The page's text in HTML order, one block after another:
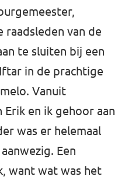
van de
te sluiten bij een
in de prachtige
Vanuit
Erik en ik gehoor aan
was er helemaal
Een
want wat was het